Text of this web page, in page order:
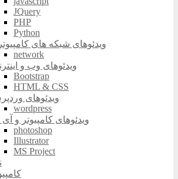
JQuery
PHP
Python
ویدئوهای شبکه های
network
ویدئوهای وب و
Bootstrap
HTML & CSS
ویدئوهای
wordpress
ویدئوهای کامپیوتر و
photoshop
Illustrator
MS Project